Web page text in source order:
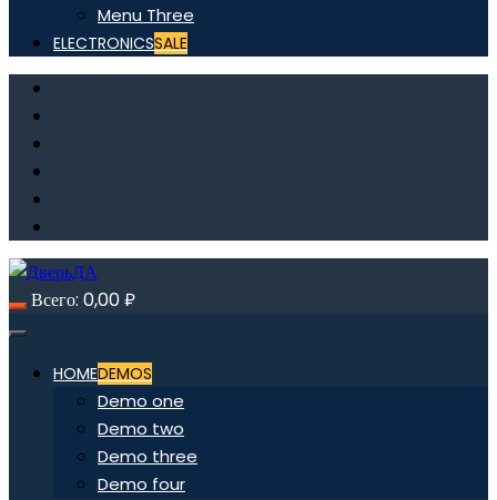
Menu Three
ELECTRONICSSALE
Всего: 0,00₽
HOMEDEMOS
Demo one
Demo two
Demo three
Demo four